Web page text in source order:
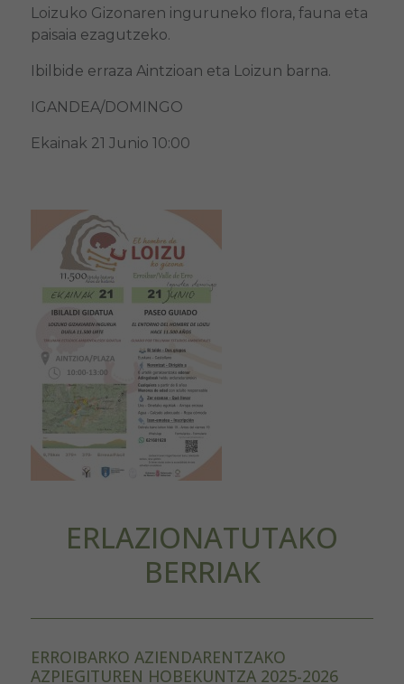
Loizuko Gizonaren inguruneko flora, fauna eta
paisaia ezagutzeko.
Ibilbide erraza Aintzioan eta Loizun barna.
IGANDEA/DOMINGO
Ekainak 21 Junio 10:00
ERLAZIONATUTAKO
BERRIAK
ERROIBARKO AZIENDARENTZAKO
AZPIEGITUREN HOBEKUNTZA 2025-2026